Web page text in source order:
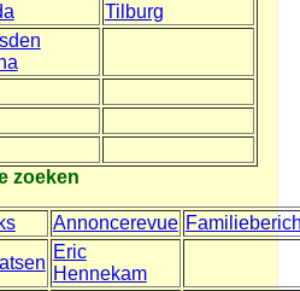
Tilburg
zoeken
Annoncerevue
Eric
Hennekam